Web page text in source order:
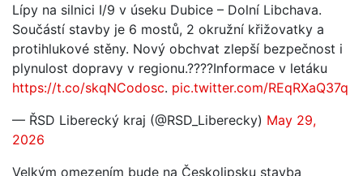
Lípy na silnici I/9 v úseku Dubice – Dolní Libchava.
Součástí stavby je 6 mostů, 2 okružní křižovatky a
protihlukové stěny. Nový obchvat zlepší bezpečnost i
plynulost dopravy v regionu.????Informace v letáku
https://t.co/skqNCodosc. pic.twitter.com/REqRXaQ37q
— ŘSD Liberecký kraj (@RSD_Liberecky) May 29,
2026
Velkým omezením bude na Českolipsku stavba